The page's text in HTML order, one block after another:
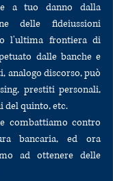
a tuo danno dalla
delle fideiussioni
l'ultima frontiera di
dalle banche e
analogo discorso, può
prestiti personali,
del quinto, etc.
combattiamo contro
bancaria, ed ora
ad ottenere delle